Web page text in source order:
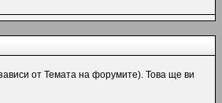
от Темата на форумите). Това ще ви